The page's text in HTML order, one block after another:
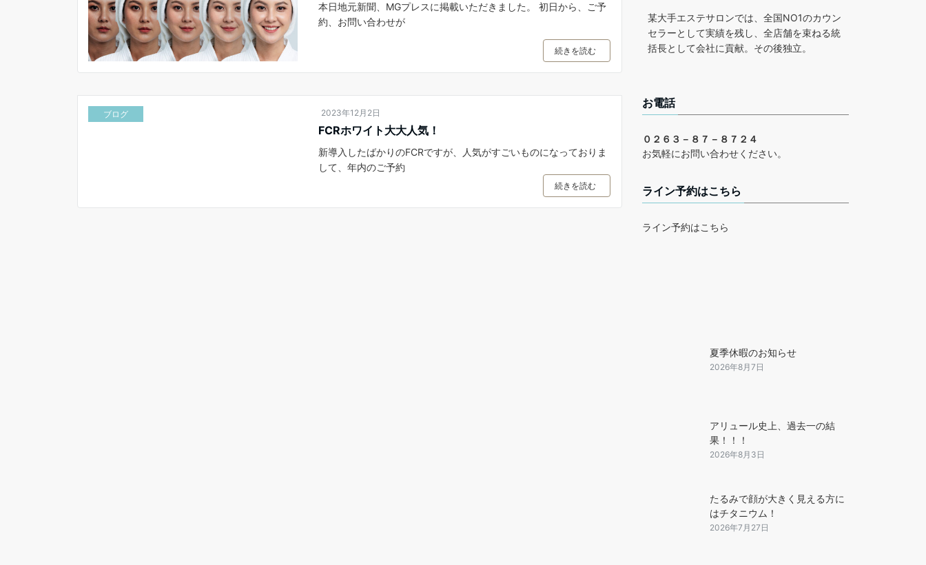
本日地元新聞、MGプレスに掲載いただきました。 初日から、ご予
約、お問い合わせが
続きを読む
ブログ 2023年12月2日
FCRホワイト大大人気！
新導入したばかりのFCRですが、人気がすごいものになっておりま
して、年内のご予約
続きを読む
某大手エステサロンでは、全国NO1のカウン
セラーとして実績を残し、全店舗を束ねる統
括長として会社に貢献。その後独立。
お電話
０２６３－８７－８７２４
お気軽にお問い合わせください。
ライン予約はこちら
ライン予約はこちら
夏季休暇のお知らせ
2026年8月7日
アリュール史上、過去一の結
果！！！
2026年8月3日
たるみで顔が大きく見える方に
はチタニウム！
2026年7月27日